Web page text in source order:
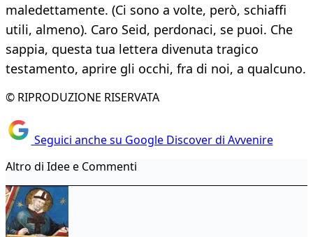
maledettamente. (Ci sono a volte, però, schiaffi
utili, almeno). Caro Seid, perdonaci, se puoi. Che
sappia, questa tua lettera divenuta tragico
testamento, aprire gli occhi, fra di noi, a qualcuno.
© RIPRODUZIONE RISERVATA
Seguici anche su Google Discover di Avvenire
Altro di Idee e Commenti